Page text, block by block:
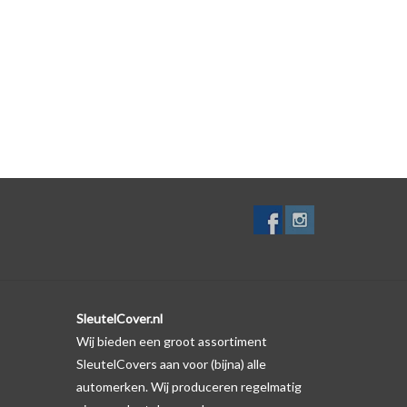
SleutelCover.nl
Wij bieden een groot assortiment
SleutelCovers aan voor (bijna) alle
automerken. Wij produceren regelmatig